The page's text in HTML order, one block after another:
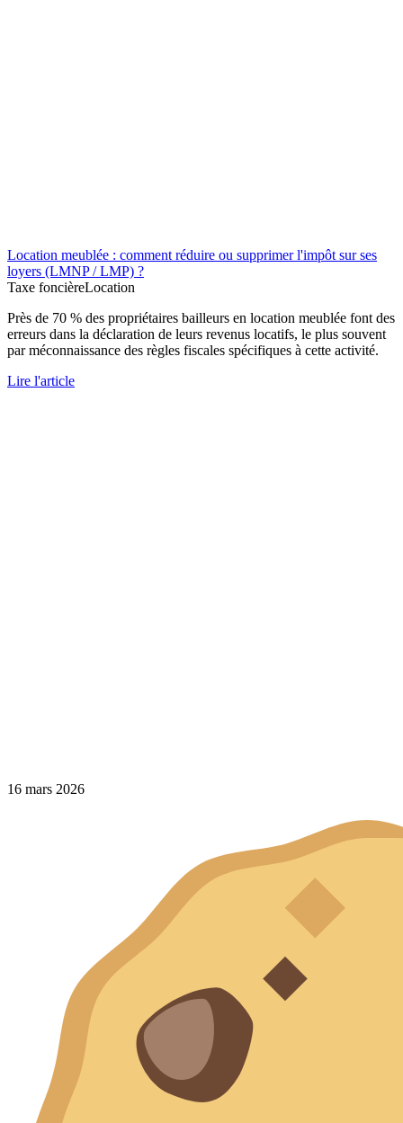
Location meublée : comment réduire ou supprimer l'impôt sur ses
loyers (LMNP / LMP) ?
Taxe foncièreLocation
Près de 70 % des propriétaires bailleurs en location meublée font des
erreurs dans la déclaration de leurs revenus locatifs, le plus souvent
par méconnaissance des règles fiscales spécifiques à cette activité.
Lire l'article
16 mars 2026